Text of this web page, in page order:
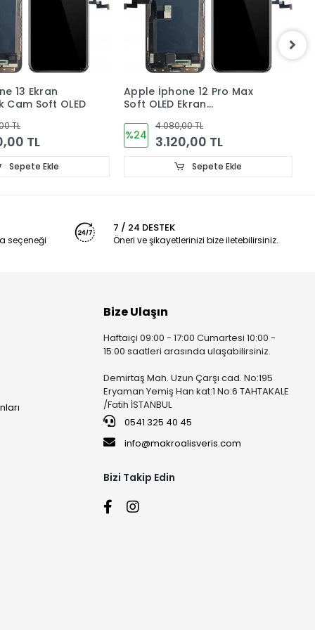
12 Pro Max
TL
TL
Sepete Ekle
Apple iphone 17 Pro Max
Ekran Dokunmatik Cam
%10
26.400,00 TL
23.664,00 TL
Sepete Ekle
seçeneği
7 / 24 DESTEK
Öneri ve şikayetlerinizi bize iletebilirsiniz.
Bize Ulaşın
Haftaiçi 09:00 - 17:00 Cumartesi 10:00 -
15:00 saatleri arasında ulaşabilirsiniz.
Demirtaş Mah. Uzun Çarşı cad. No:195
Eryaman Yemiş Han kat:1 No:6 TAHTAKALE
/Fatih İSTANBUL
0541 325 40 45
info@makroalisveris.com
Bizi Takip Edin